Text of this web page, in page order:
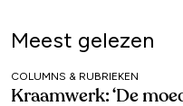
Meest gelezen
COLUMNS & RUBRIEKEN
Kraamwerk: ‘De